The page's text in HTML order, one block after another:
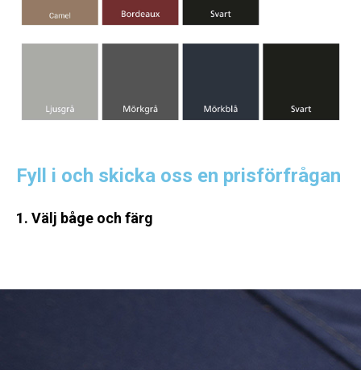
Fyll i och skicka oss en prisförfrågan
1. Välj båge och färg